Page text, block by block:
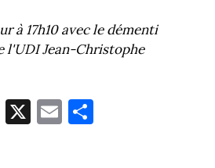
à 17h10 avec le démenti
l'UDI Jean-Christophe
X E
m
Pa
rt